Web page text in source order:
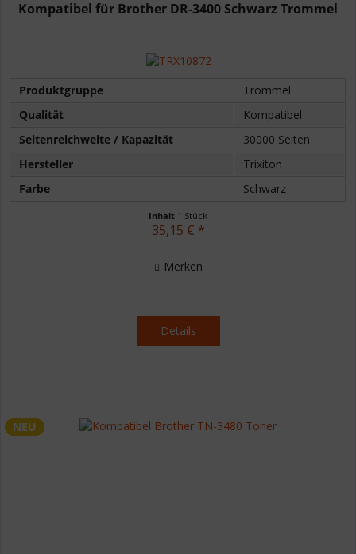
Kompatibel für Brother DR-3400 Schwarz Trommel
Produktgruppe
Trommel
Qualität
Kompatibel
Seitenreichweite / Kapazität
30000 Seiten
Hersteller
Trixiton
Farbe
Schwarz
Inhalt 1 Stück
35,15 € *
Merken
Details
NEU